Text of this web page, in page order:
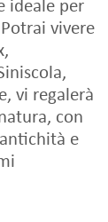
ideale per
vivere
vi regalerà
con
e